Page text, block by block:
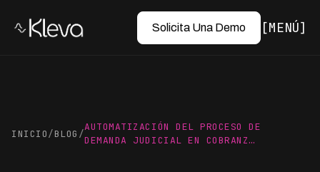
Solicita Una Demo MENÚ
INICIO/BLOG /
AUTOMATIZACIÓN DEL PROCESO DE
DEMANDA JUDICIAL EN COBRANZ…